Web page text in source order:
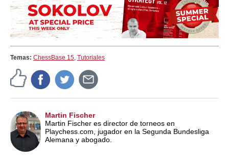
Temas: ChessBase 15, Tutoriales
Martin Fischer
Martin Fischer es director de torneos en
Playchess.com, jugador en la Segunda Bundesliga
Alemana y abogado.